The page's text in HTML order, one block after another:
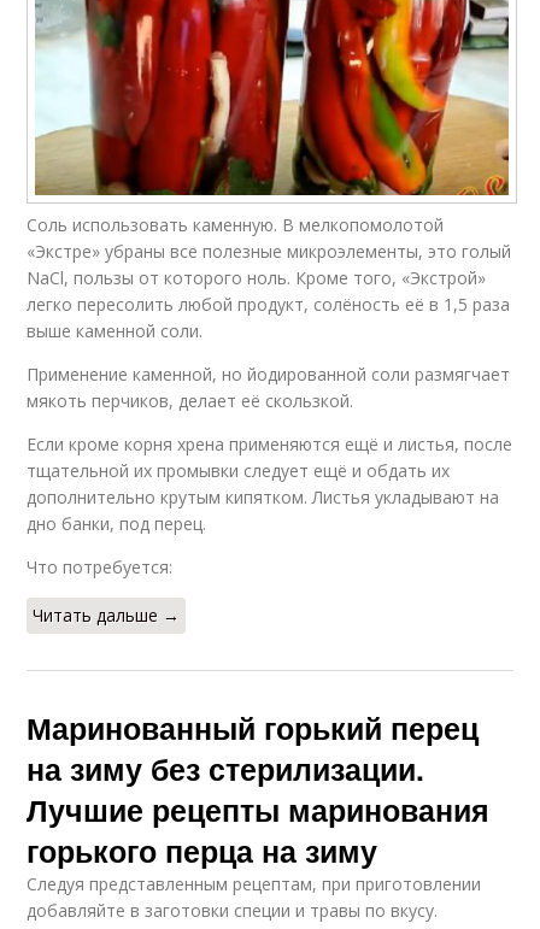
Соль использовать каменную. В мелкопомолотой
«Экстре» убраны все полезные микроэлементы, это голый
NaCl, пользы от которого ноль. Кроме того, «Экстрой»
легко пересолить любой продукт, солёность её в 1,5 раза
выше каменной соли.
Применение каменной, но йодированной соли размягчает
мякоть перчиков, делает её скользкой.
Если кроме корня хрена применяются ещё и листья, после
тщательной их промывки следует ещё и обдать их
дополнительно крутым кипятком. Листья укладывают на
дно банки, под перец.
Что потребуется:
Читать дальше →
Маринованный горький перец
на зиму без стерилизации.
Лучшие рецепты маринования
горького перца на зиму
Следуя представленным рецептам, при приготовлении
добавляйте в заготовки специи и травы по вкусу.